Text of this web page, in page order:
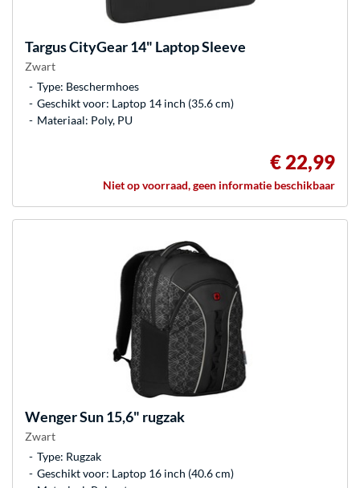
TargusCityGear 14" Laptop Sleeve
Zwart
Type: Beschermhoes
Geschikt voor: Laptop 14 inch (35.6 cm)
Materiaal: Poly, PU
€ 22,99
Niet op voorraad, geen informatie beschikbaar
WengerSun 15,6" rugzak
Zwart
Type: Rugzak
Geschikt voor: Laptop 16 inch (40.6 cm)